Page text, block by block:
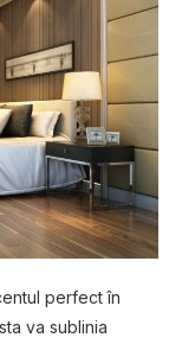
perfect în
va sublinia